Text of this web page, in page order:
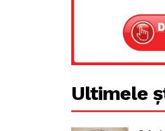
Ultimele